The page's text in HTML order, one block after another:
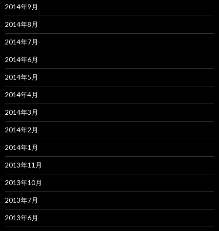
2014年9月
2014年8月
2014年7月
2014年6月
2014年5月
2014年4月
2014年3月
2014年2月
2014年1月
2013年11月
2013年10月
2013年7月
2013年6月